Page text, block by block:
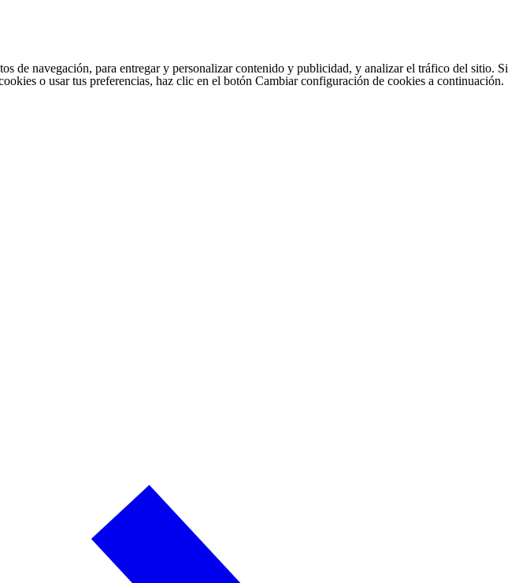
de navegación, para entregar y personalizar contenido y publicidad, y analizar el tráfico del sitio. Si
o usar tus preferencias, haz clic en el botón Cambiar configuración de cookies a continuación.